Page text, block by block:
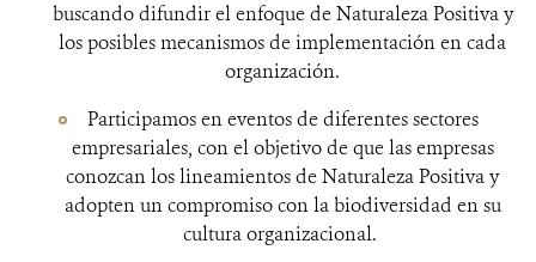
buscando difundir el enfoque de Naturaleza Positiva y
los posibles mecanismos de implementación en cada
organización.
Participamos en eventos de diferentes sectores
empresariales, con el objetivo de que las empresas
conozcan los lineamientos de Naturaleza Positiva y
adopten un compromiso con la biodiversidad en su
cultura organizacional.